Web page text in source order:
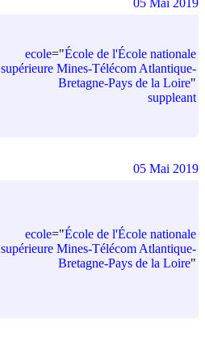
ecole="École de l'École nationale
supérieure Mines-Télécom Atlantique-
Bretagne-Pays de la Loire"
suppleant
ecole="École de l'École nationale
supérieure Mines-Télécom Atlantique-
Bretagne-Pays de la Loire"
05 Mai 2019